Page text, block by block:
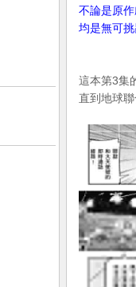
不論是原
均是無可
這本第3集
直到地球